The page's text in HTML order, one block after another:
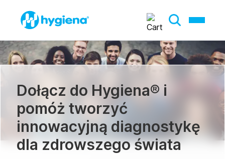
Dołącz do Hygiena® i
pomóż tworzyć
innowacyjną diagnostykę
dla zdrowszego świata